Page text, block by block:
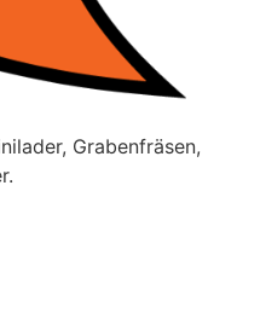
Grabenfräsen,